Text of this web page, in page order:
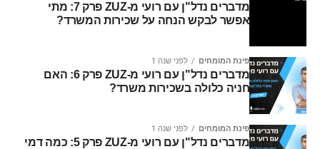
מדברים נדל"ן עם רועי מ-ZUZ פרק 7: מתי
אפשר לבקש הנחה על שכירות המשרד?
פינת המומחים לפני שנה 1
מדברים נדל"ן עם רועי מ-ZUZ פרק 6: האם
חניה כלולה בשכירות משרד?
פינת המומחים לפני שנה 1
מדברים נדל"ן עם רועי מ-ZUZ פרק 5: כמה דמי